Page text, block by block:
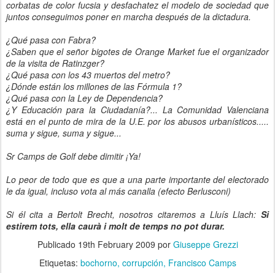
corbatas de color fucsia y desfachatez el modelo de sociedad que
juntos conseguimos poner en marcha después de la dictadura.
¿Qué pasa con Fabra?
¿Saben que el señor bigotes de Orange Market fue el organizador
de la visita de Ratinzger?
¿Qué pasa con los 43 muertos del metro?
¿Dónde están los millones de las Fórmula 1?
¿Qué pasa con la Ley de Dependencia?
¿Y Educación para la Ciudadanía?... La Comunidad Valenciana
está en el punto de mira de la U.E. por los abusos urbanísticos.....
suma y sigue, suma y sigue...
Sr Camps de Golf debe dimitir ¡Ya!
Lo peor de todo que es que a una parte importante del electorado
le da igual, incluso vota al más canalla (efecto Berlusconi)
Si él cita a Bertolt Brecht, nosotros citaremos a Lluís Llach: Si
estirem tots, ella caurà i molt de temps no pot durar.
Publicado 19th February 2009 por Giuseppe Grezzi
Etiquetas: bochorno corrupción Francisco Camps